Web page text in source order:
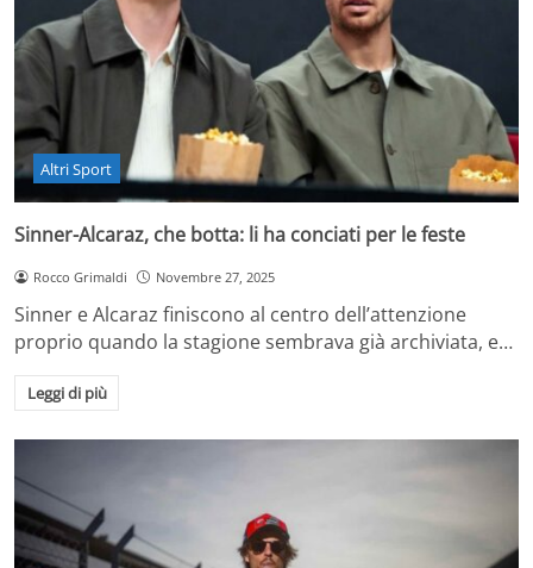
Altri Sport
Sinner-Alcaraz, che botta: li ha conciati per le feste
Rocco Grimaldi Novembre 27, 2025
Sinner e Alcaraz finiscono al centro dell’attenzione
proprio quando la stagione sembrava già archiviata, e…
Leggi di più